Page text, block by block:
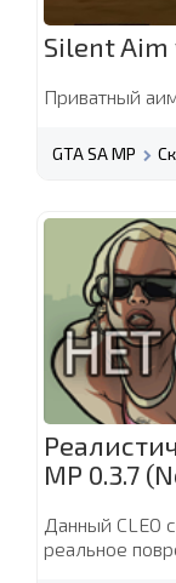
Silent Aim
Приватный
GTA SA MP
MP 0.3.7
Данный CLEO
реальное